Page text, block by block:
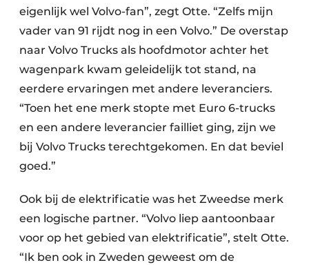
eigenlijk wel Volvo-fan”, zegt Otte. “Zelfs mijn
vader van 91 rijdt nog in een Volvo.” De overstap
naar Volvo Trucks als hoofdmotor achter het
wagenpark kwam geleidelijk tot stand, na
eerdere ervaringen met andere leveranciers.
“Toen het ene merk stopte met Euro 6-trucks
en een andere leverancier failliet ging, zijn we
bij Volvo Trucks terechtgekomen. En dat beviel
goed.”
Ook bij de elektrificatie was het Zweedse merk
een logische partner. “Volvo liep aantoonbaar
voor op het gebied van elektrificatie”, stelt Otte.
“Ik ben ook in Zweden geweest om de